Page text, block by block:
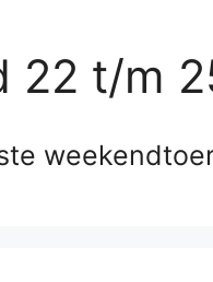
22 t/m